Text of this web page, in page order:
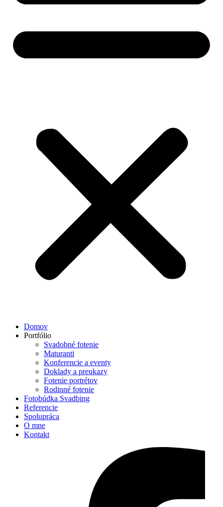
Domov
Portfólio
Svadobné fotenie
Maturanti
Konferencie a eventy
Doklady a preukazy
Fotenie portrétov
Rodinné fotenie
Fotobúdka Svadbing
Referencie
Spolupráca
O mne
Kontakt